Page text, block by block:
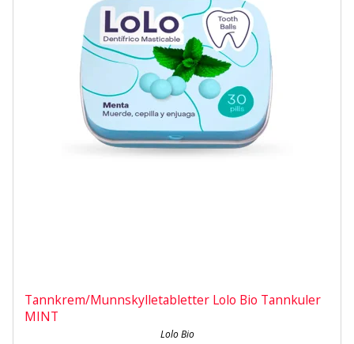
Tannkrem/Munnskylletabletter Lolo Bio Tannkuler
MINT
Lolo Bio